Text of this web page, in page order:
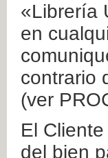
«Librería
en
contrario
(ver
El
del bien